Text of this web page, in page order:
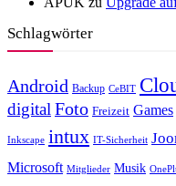
Schlagwörter
Android Backup CeBIT
digital Foto Freizeit Games
Inkscape intux IT-Sicherheit
Microsoft Mitglieder Musik